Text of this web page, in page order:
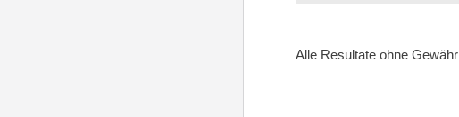
Alle Resultate ohne Gewähr